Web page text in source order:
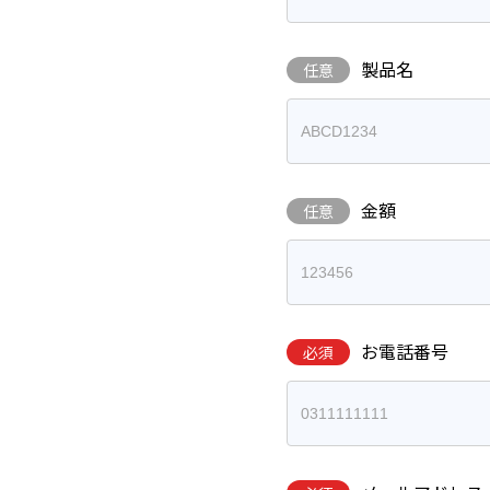
任意 製品名
任意 金額
必須 お電話番号